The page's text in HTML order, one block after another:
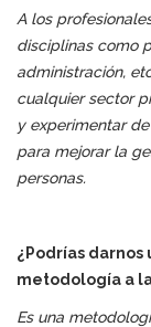
A los
disciplinas como
administración,
cualquier sector
y experimentar
para mejorar la
personas.
¿Podrías
metodología a
Es una